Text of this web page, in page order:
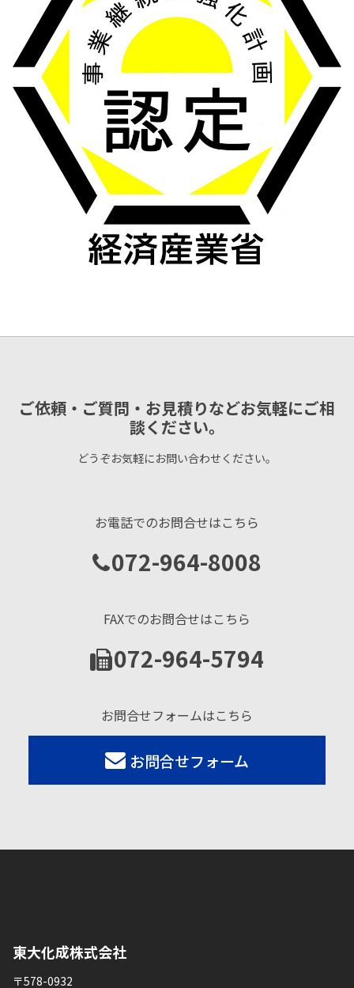
ご依頼・ご質問・お見積りなどお気軽にご相
談ください。
どうぞお気軽にお問い合わせください。
お電話でのお問合せはこちら
072-964-8008
FAXでのお問合せはこちら
072-964-5794
お問合せフォームはこちら
お問合せフォーム
東大化成株式会社
〒578-0932